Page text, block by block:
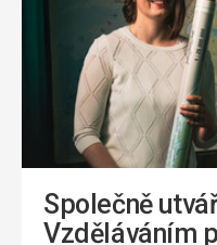
Společně
Vzděláváním